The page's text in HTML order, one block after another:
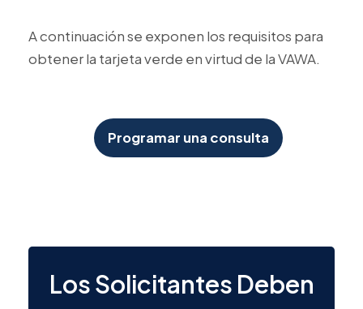
A continuación se exponen los requisitos para
obtener la tarjeta verde en virtud de la VAWA.
Programar una consulta
Los Solicitantes Deben